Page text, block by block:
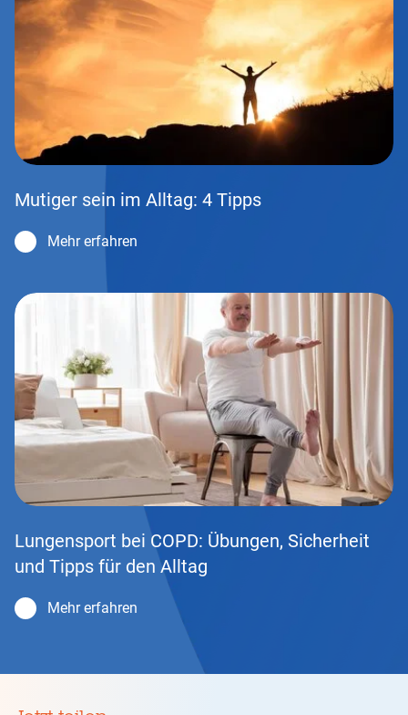
Mutiger sein im Alltag: 4 Tipps
Mehr erfahren
Lungensport bei COPD: Übungen, Sicherheit
und Tipps für den Alltag
Mehr erfahren